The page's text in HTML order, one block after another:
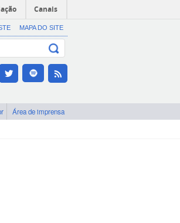
Canais
MAPA DO SITE
Área de imprensa